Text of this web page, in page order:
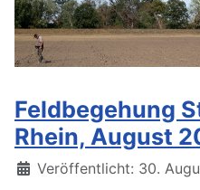
Feldbegehung
Rhein, August
Details
Veröffentlicht: 30.